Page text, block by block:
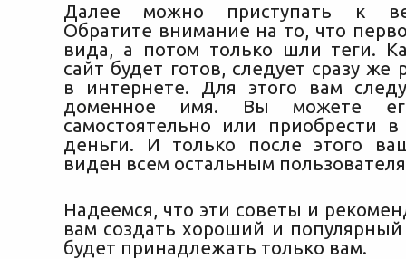
Далее можно приступать к
Обратите внимание на то, что
вида, а потом только шли теги.
сайт будет готов, следует сразу же
в интернете. Для этого вам
доменное имя. Вы можете
самостоятельно или приобрести
деньги. И только после этого
виден всем остальным
Надеемся, что эти советы и
вам создать хороший и
будет принадлежать только вам.